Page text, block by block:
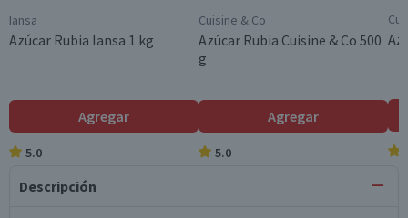
Iansa
Azúcar Rubia Iansa 1 kg
Agregar
5.0
Cuisine & Co
Azúcar Rubia Cuisine & Co 500
g
Agregar
5.0
Descripción